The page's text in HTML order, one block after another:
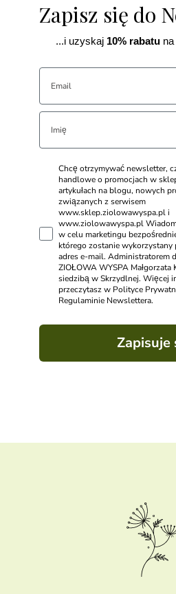
Zapisz się do
...i uzyskaj10% rabatuna
Chcę otrzymywać newsletter,
handlowe o promocjach w
artykułach na blogu, nowych
związanych z serwisem
www.sklep.ziolowawyspa.pl i
www.ziolowawyspa.pl
w celu marketingu
którego zostanie wykorzystany
adres e-mail. Administratorem
ZIOŁOWA WYSPA Małgorzata
siedzibą w Skrzydlnej. Więcej
przeczytasz w Polityce
Regulaminie Newslettera.
Zapisuje